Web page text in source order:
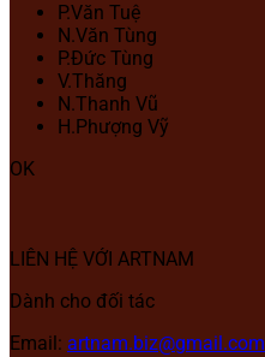
P.Văn Tuệ
N.Văn Tùng
P.Đức Tùng
V.Thăng
N.Thanh Vũ
H.Phượng Vỹ
OK
LIÊN HỆ VỚI ARTNAM
Dành cho đối tác
Email: artnam.biz@gmail.com